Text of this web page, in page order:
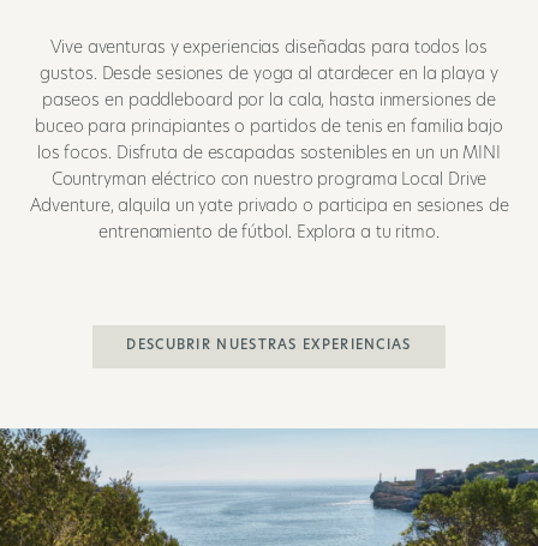
Vive aventuras y experiencias diseñadas para todos los
gustos. Desde sesiones de yoga al atardecer en la playa y
paseos en paddleboard por la cala, hasta inmersiones de
buceo para principiantes o partidos de tenis en familia bajo
los focos. Disfruta de escapadas sostenibles en un un MINI
Countryman eléctrico con nuestro programa Local Drive
Adventure, alquila un yate privado o participa en sesiones de
entrenamiento de fútbol. Explora a tu ritmo.
DESCUBRIR NUESTRAS EXPERIENCIAS